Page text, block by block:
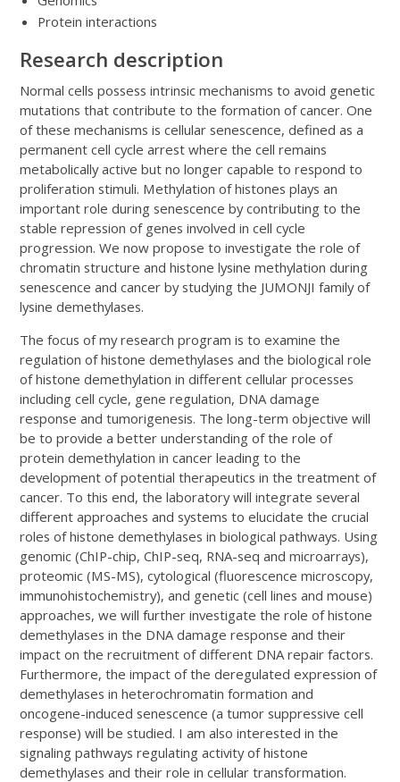
Protein interactions
Research description
Normal cells possess intrinsic mechanisms to avoid genetic
mutations that contribute to the formation of cancer. One
of these mechanisms is cellular senescence, defined as a
permanent cell cycle arrest where the cell remains
metabolically active but no longer capable to respond to
proliferation stimuli. Methylation of histones plays an
important role during senescence by contributing to the
stable repression of genes involved in cell cycle
progression. We now propose to investigate the role of
chromatin structure and histone lysine methylation during
senescence and cancer by studying the JUMONJI family of
lysine demethylases.
The focus of my research program is to examine the
regulation of histone demethylases and the biological role
of histone demethylation in different cellular processes
including cell cycle, gene regulation, DNA damage
response and tumorigenesis. The long-term objective will
be to provide a better understanding of the role of
protein demethylation in cancer leading to the
development of potential therapeutics in the treatment of
cancer. To this end, the laboratory will integrate several
different approaches and systems to elucidate the crucial
roles of histone demethylases in biological pathways. Using
genomic (ChIP-chip, ChIP-seq, RNA-seq and microarrays),
proteomic (MS-MS), cytological (fluorescence microscopy,
immunohistochemistry), and genetic (cell lines and mouse)
approaches, we will further investigate the role of histone
demethylases in the DNA damage response and their
impact on the recruitment of different DNA repair factors.
Furthermore, the impact of the deregulated expression of
demethylases in heterochromatin formation and
oncogene-induced senescence (a tumor suppressive cell
response) will be studied. I am also interested in the
signaling pathways regulating activity of histone
demethylases and their role in cellular transformation.